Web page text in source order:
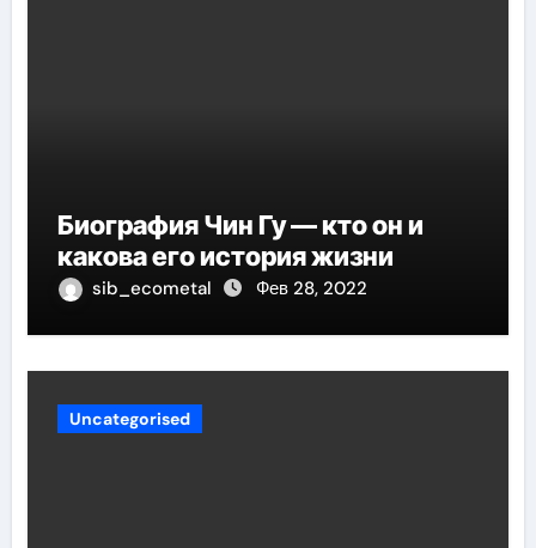
Биография Чин Гу — кто он и
какова его история жизни
sib_ecometal Фев 28, 2022
Uncategorised